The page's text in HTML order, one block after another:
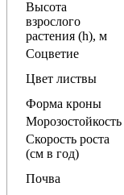
Высота
взрослого
растения (h), м
Соцветие
Цвет листвы
Форма кроны
Морозостойкость
Скорость роста
(см в год)
Почва